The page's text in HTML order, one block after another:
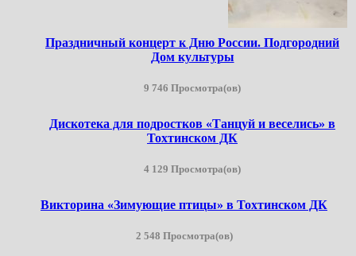
Праздничный концерт к Дню России. Подгородний
Дом культуры
9 746 Просмотра(ов)
Дискотека для подростков «Танцуй и веселись» в
Тохтинском ДК
4 129 Просмотра(ов)
Викторина «Зимующие птицы» в Тохтинском ДК
2 548 Просмотра(ов)